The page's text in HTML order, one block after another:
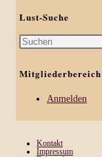
Lust-Suche
Anmelden
Kontakt
Impressum